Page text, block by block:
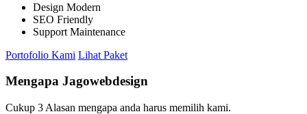
Design Modern
SEO Friendly
Support Maintenance
Portofolio Kami Lihat Paket
Mengapa Jagowebdesign
Cukup 3 Alasan mengapa anda harus memilih kami.